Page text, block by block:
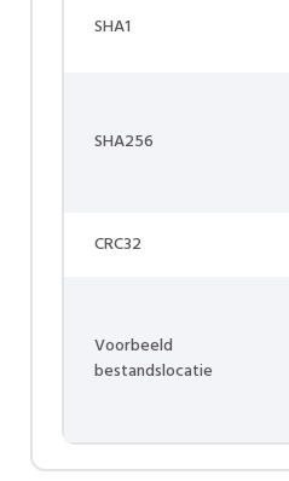
SHA1
SHA256
CRC32
Voorbeeld
bestandslocatie